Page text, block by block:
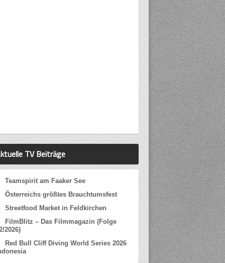
TV Beiträge
Teamspirit am Faaker See
Österreichs größtes Brauchtumsfest
Streetfood Market in Feldkirchen
FilmBlitz – Das Filmmagazin (Folge
2026)
Red Bull Cliff Diving World Series 2026